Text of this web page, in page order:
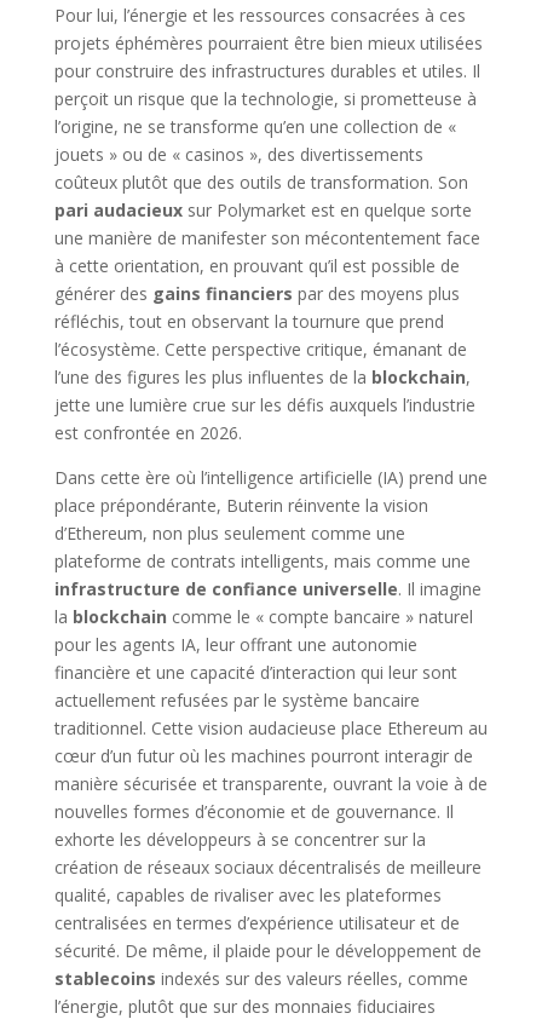
Pour lui, l’énergie et les ressources consacrées à ces
projets éphémères pourraient être bien mieux utilisées
pour construire des infrastructures durables et utiles. Il
perçoit un risque que la technologie, si prometteuse à
l’origine, ne se transforme qu’en une collection de «
jouets » ou de « casinos », des divertissements
coûteux plutôt que des outils de transformation. Son
pari audacieuxsur Polymarket est en quelque sorte
une manière de manifester son mécontentement face
à cette orientation, en prouvant qu’il est possible de
générer des gains financiers par des moyens plus
réfléchis, tout en observant la tournure que prend
l’écosystème. Cette perspective critique, émanant de
l’une des figures les plus influentes de la blockchain,
jette une lumière crue sur les défis auxquels l’industrie
est confrontée en 2026.
Dans cette ère où l’intelligence artificielle (IA) prend une
place prépondérante, Buterin réinvente la vision
d’Ethereum, non plus seulement comme une
plateforme de contrats intelligents, mais comme une
infrastructure de confiance universelle. Il imagine
la blockchain comme le « compte bancaire » naturel
pour les agents IA, leur offrant une autonomie
financière et une capacité d’interaction qui leur sont
actuellement refusées par le système bancaire
traditionnel. Cette vision audacieuse place Ethereum au
cœur d’un futur où les machines pourront interagir de
manière sécurisée et transparente, ouvrant la voie à de
nouvelles formes d’économie et de gouvernance. Il
exhorte les développeurs à se concentrer sur la
création de réseaux sociaux décentralisés de meilleure
qualité, capables de rivaliser avec les plateformes
centralisées en termes d’expérience utilisateur et de
sécurité. De même, il plaide pour le développement de
stablecoins indexés sur des valeurs réelles, comme
l’énergie, plutôt que sur des monnaies fiduciaires